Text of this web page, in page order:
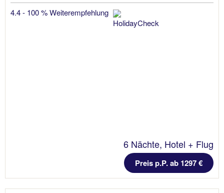
4.4 - 100 % Weiterempfehlung
6 Nächte, Hotel + Flug
Preis p.P. ab 1297 €